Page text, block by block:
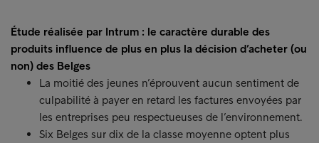
Étude réalisée par Intrum : le caractère durable des
produits influence de plus en plus la décision d’acheter (ou
non) des Belges
La moitié des jeunes n’éprouvent aucun sentiment de
culpabilité à payer en retard les factures envoyées par
les entreprises peu respectueuses de l’environnement.
Six Belges sur dix de la classe moyenne optent plus